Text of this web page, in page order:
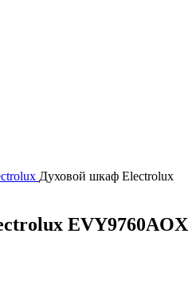
Духовой шкаф Electrolux
EVY9760AOX